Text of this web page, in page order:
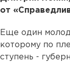
от
Еще один
которому по
ступень -